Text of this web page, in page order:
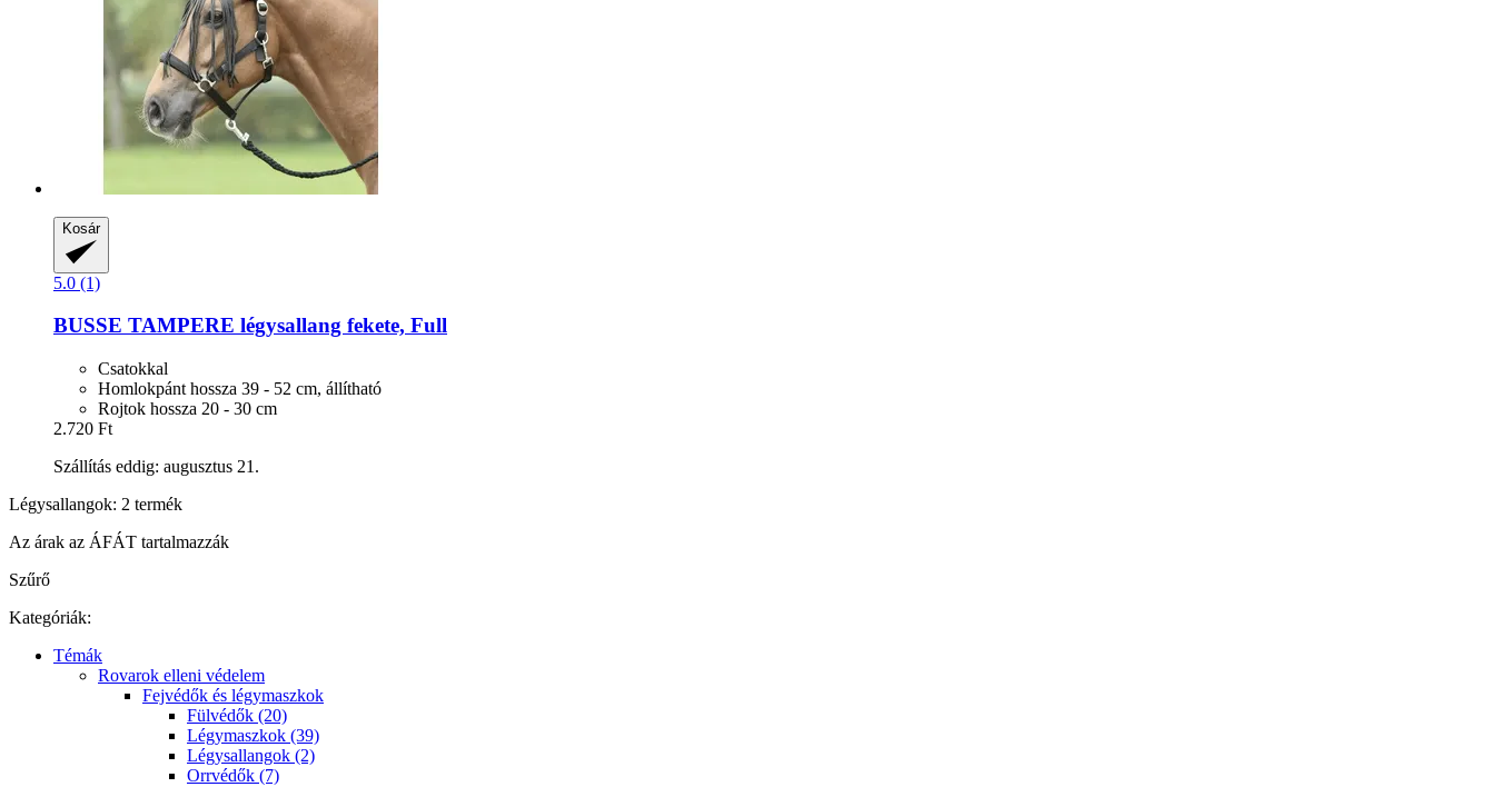
Kosár
5.0 (1)
BUSSE TAMPERE légysallang fekete, Full
Csatokkal
Homlokpánt hossza 39 - 52 cm, állítható
Rojtok hossza 20 - 30 cm
2.720 Ft
Szállítás eddig: augusztus 21.
Légysallangok: 2 termék
Az árak az ÁFÁT tartalmazzák
Szűrő
Kategóriák:
Témák
Rovarok elleni védelem
Fejvédők és légymaszkok
Fülvédők (20)
Légymaszkok (39)
Légysallangok (2)
Orrvédők (7)